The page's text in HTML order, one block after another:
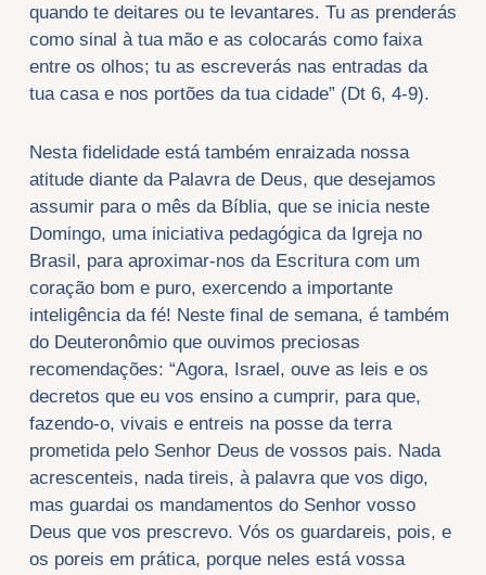
quando te deitares ou te levantares. Tu as prenderás
como sinal à tua mão e as colocarás como faixa
entre os olhos; tu as escreverás nas entradas da
tua casa e nos portões da tua cidade” (Dt 6, 4-9).
Nesta fidelidade está também enraizada nossa
atitude diante da Palavra de Deus, que desejamos
assumir para o mês da Bíblia, que se inicia neste
Domingo, uma iniciativa pedagógica da Igreja no
Brasil, para aproximar-nos da Escritura com um
coração bom e puro, exercendo a importante
inteligência da fé! Neste final de semana, é também
do Deuteronômio que ouvimos preciosas
recomendações: “Agora, Israel, ouve as leis e os
decretos que eu vos ensino a cumprir, para que,
fazendo-o, vivais e entreis na posse da terra
prometida pelo Senhor Deus de vossos pais. Nada
acrescenteis, nada tireis, à palavra que vos digo,
mas guardai os mandamentos do Senhor vosso
Deus que vos prescrevo. Vós os guardareis, pois, e
os poreis em prática, porque neles está vossa